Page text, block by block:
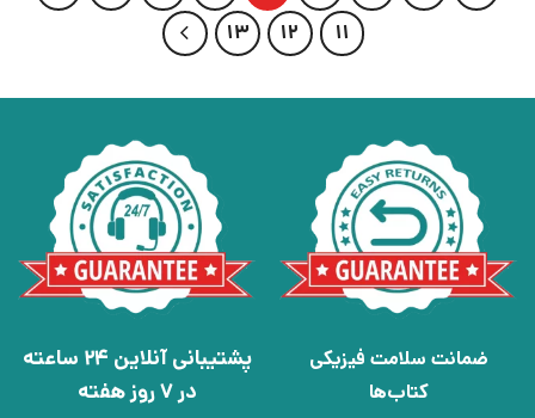
11
12
13
ضمانت سلامت فیزیکی
کتاب‌ها
پشتیبانی آنلاین 24 ساعته
در 7 روز هفته